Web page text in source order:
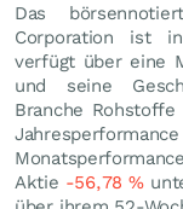
Das
Corporation ist
verfügt über eine
und seine
Branche
Aktie -56,78%